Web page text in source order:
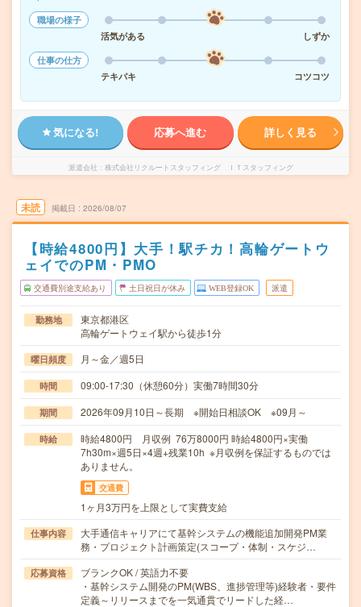
職場の様子
活気がある
しずか
仕事の仕方
テキパキ
コツコツ
気になる! 応募へ進む 詳しく見る
派遣会社 株式会社リクルートスタッフィング ＩＴスタッフィング
未読 掲載日 2026/08/07
【時給4800円】大手！駅チカ！高輪ゲートウ
ェイでのPM・PMO
交通費別途支給あり 土日祝日が休み WEB登録OK 派遣
勤務地
東京都港区
高輪ゲートウェイ駅から徒歩1分
曜日頻度 月～金／週5日
時間 09:00-17:30（休憩60分）実働7時間30分
期間 2026年09月10日～長期 ※開始日相談OK ※09月～
時給
時給4800円 月収例 76万8000円 時給4800円×実働
7h30m×週5日×4週+残業10h ※月収例を保証するものでは
ありません。
交通費
1ヶ月3万円を上限として実費支給
仕事内容
大手通信キャリアにて基幹システムの機能追加開発PM業
務・プロジェクト計画策定(スコープ・体制・スケジ…
応募資格
ブランクOK / 英語力不要
・基幹システム開発のPM(WBS、進捗管理等)経験者・要件
定義～リリースまでを一気通貫でリードした経…